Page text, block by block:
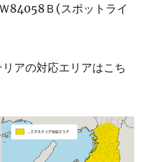
84058Ｂ(スポットライ
アの対応エリアはこち